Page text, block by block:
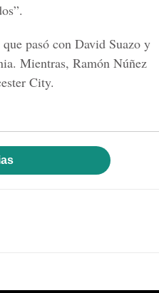
pasó con David Suazo y
Mientras, Ramón Núñez
City.